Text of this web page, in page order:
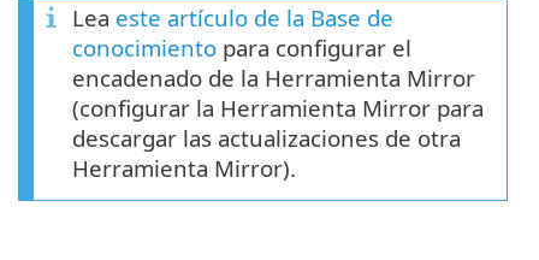
Lea este artículo de la Base de
conocimiento para configurar el
encadenado de la Herramienta Mirror
(configurar la Herramienta Mirror para
descargar las actualizaciones de otra
Herramienta Mirror).